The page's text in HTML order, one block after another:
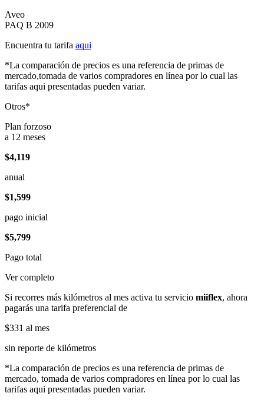
Aveo
PAQ B 2009
Encuentra tu tarifa aqui
*La comparación de precios es una referencia de primas de
mercado,tomada de varios compradores en línea por lo cual las
tarifas aqui presentadas pueden variar.
Otros*
Plan forzoso
a 12 meses
$4,119
anual
$1,599
pago inicial
$5,799
Pago total
Ver completo
Si recorres más kilómetros al mes activa tu servicio miiflex, ahora
pagarás una tarifa preferencial de
$331 al mes
sin reporte de kilómetros
*La comparación de precios es una referencia de primas de
mercado, tomada de varios compradores en línea por lo cual las
tarifas aqui presentadas pueden variar.